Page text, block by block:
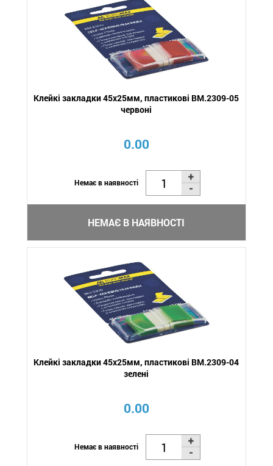
Клейкі закладки 45x25мм, пластикові BM.2309-05
червоні
0.00
Немає в наявності
НЕМАЄ В НАЯВНОСТІ
Клейкі закладки 45x25мм, пластикові BM.2309-04
зелені
0.00
Немає в наявності